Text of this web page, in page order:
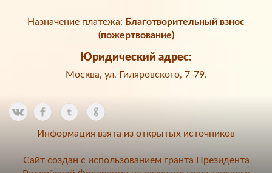
Назначение платежа: Благотворительный взнос
(пожертвование)
Юридический адрес:
Москва, ул. Гиляровского, 7-79.
Информация взята из открытых источников
Сайт создан с использованием гранта Президента